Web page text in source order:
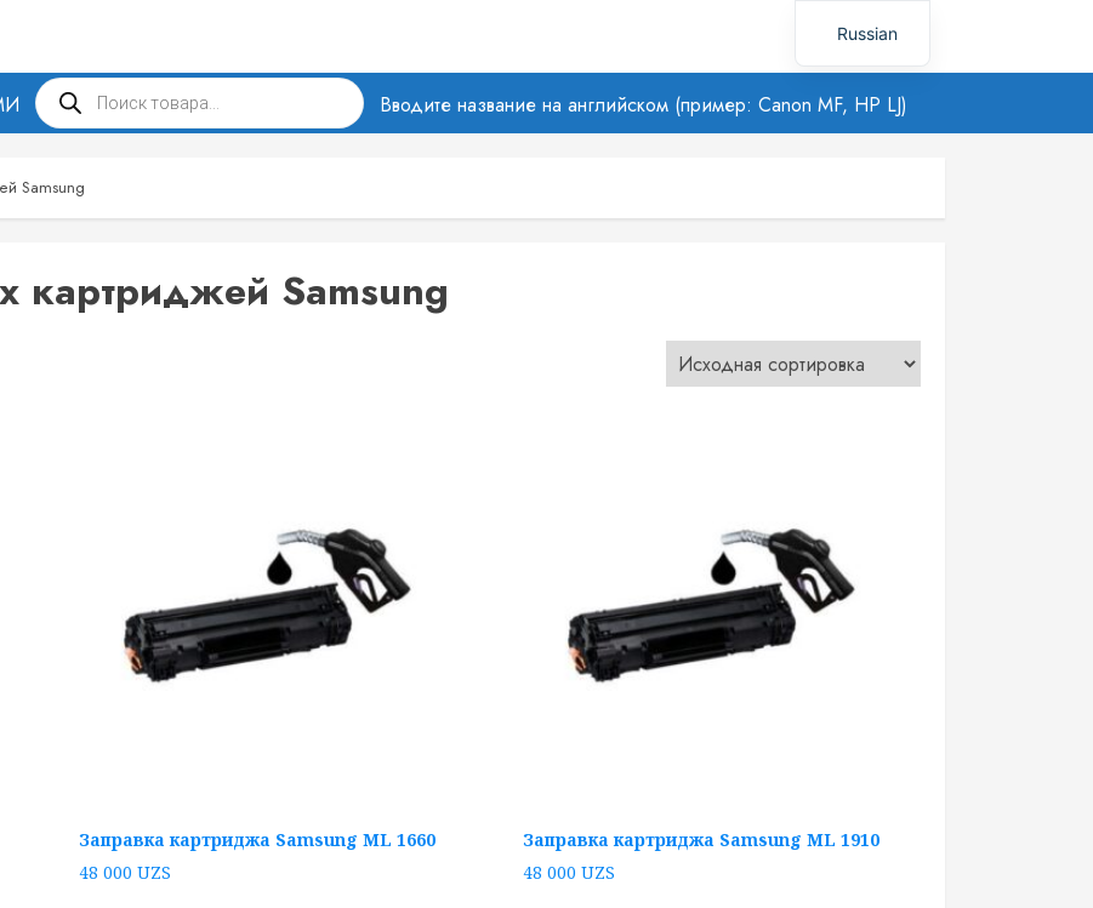
Поиск
товаров Вводите название на английском (пример: Canon MF, HP LJ)
Samsung
картриджей Samsung
Заправка картриджа Samsung ML 1660
48 000UZS
Заправка картриджа Samsung ML 1910
48 000UZS
Russian
Uzbek